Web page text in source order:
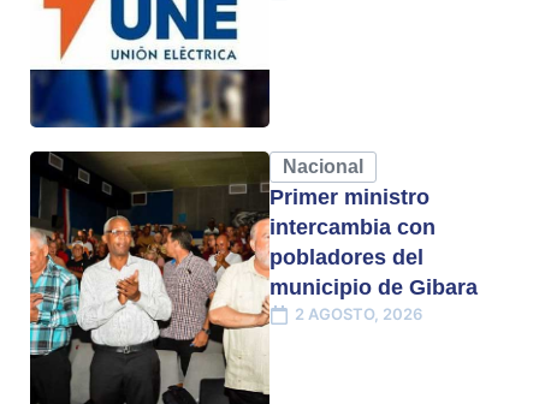
Nacional
Primer ministro
intercambia con
pobladores del
municipio de Gibara
2 AGOSTO, 2026